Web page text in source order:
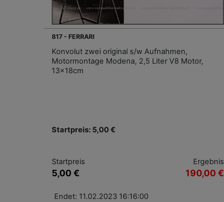
817 - FERRARI
Konvolut zwei original s/w Aufnahmen,
Motormontage Modena, 2,5 Liter V8 Motor,
13x18cm
Startpreis: 5,00 €
Startpreis
5,00 €
Ergebnis
190,00 €
Endet: 11.02.2023 16:16:00